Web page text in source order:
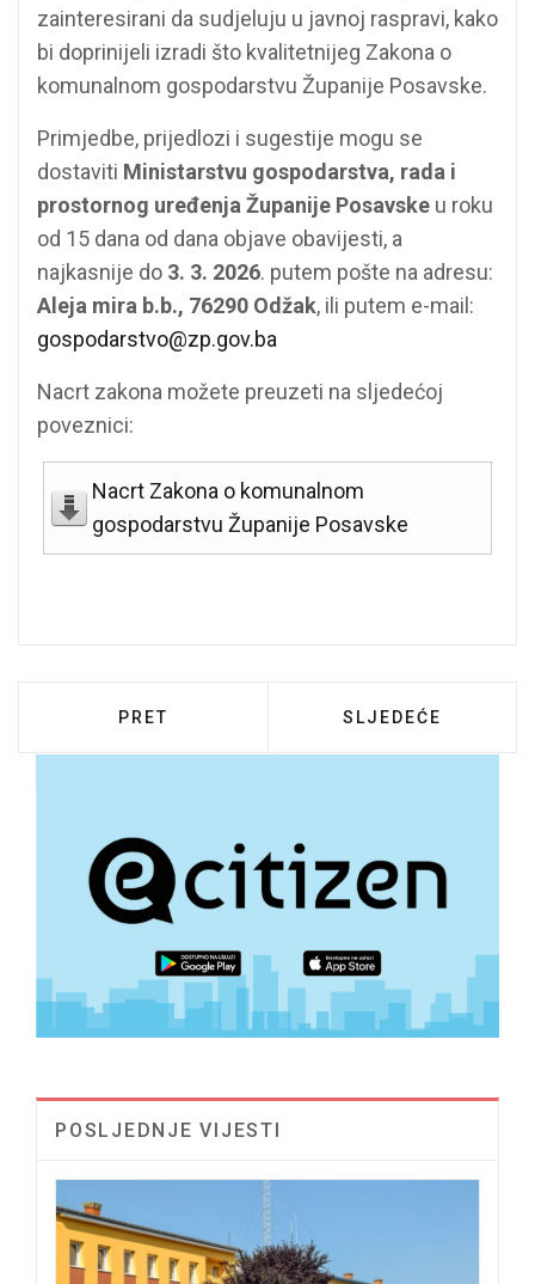
zainteresirani da sudjeluju u javnoj raspravi, kako
bi doprinijeli izradi što kvalitetnijeg Zakona o
komunalnom gospodarstvu Županije Posavske.
Primjedbe, prijedlozi i sugestije mogu se
dostaviti Ministarstvu gospodarstva, rada i
prostornog uređenja Županije Posavske u roku
od 15 dana od dana objave obavijesti, a
najkasnije do 3. 3. 2026. putem pošte na adresu:
Aleja mira b.b., 76290 Odžak, ili putem e-mail:
gospodarstvo@zp.gov.ba
Nacrt zakona možete preuzeti na sljedećoj
poveznici:
Nacrt Zakona o komunalnom
gospodarstvu Županije Posavske
PRETHODNI ČLANAK: REZULTATI
PRET SLJEDEĆI
SLJEDEĆE
POSLJEDNJE VIJESTI